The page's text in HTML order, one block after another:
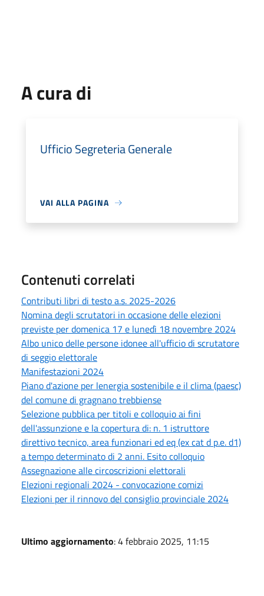
A cura di
Ufficio Segreteria Generale
VAI ALLA PAGINA
Contenuti correlati
Contributi libri di testo a.s. 2025-2026
Nomina degli scrutatori in occasione delle elezioni
previste per domenica 17 e lunedì 18 novembre 2024
Albo unico delle persone idonee all'ufficio di scrutatore
di seggio elettorale
Manifestazioni 2024
Piano d'azione per lenergia sostenibile e il clima (paesc)
del comune di gragnano trebbiense
Selezione pubblica per titoli e colloquio ai fini
dell'assunzione e la copertura di: n. 1 istruttore
direttivo tecnico, area funzionari ed eq (ex cat d p.e. d1)
a tempo determinato di 2 anni. Esito colloquio
Assegnazione alle circoscrizioni elettorali
Elezioni regionali 2024 - convocazione comizi
Elezioni per il rinnovo del consiglio provinciale 2024
Ultimo aggiornamento: 4 febbraio 2025, 11:15